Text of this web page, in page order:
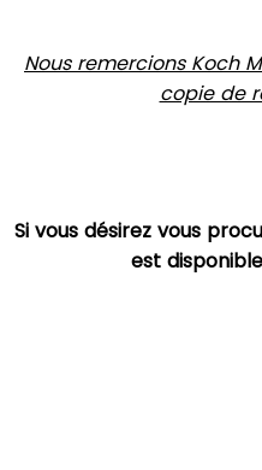
Nous remercions Koch
copie de
Si vous désirez vous
est